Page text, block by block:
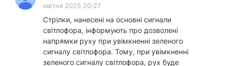
квітня 2025 20:27
Стрілки, нанесені на основні сигнали
світлофора, інформують про дозволені
напрямки руху при увімкненні зеленого
сигналу світлофора. Тому, при увімкненні
зеленого сигналу світлофора, рух буде